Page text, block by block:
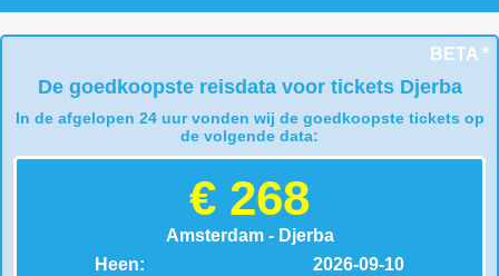
BETA *
De goedkoopste reisdata voor tickets Djerba
In de afgelopen 24 uur vonden wij de goedkoopste tickets op
de volgende data:
€ 268
Amsterdam - Djerba
Heen:
2026-09-10